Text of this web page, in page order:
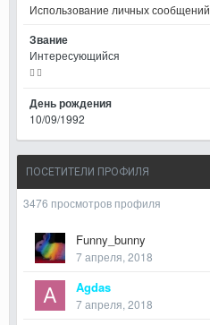
Использование личных сообщений
Звание
Интересующийся
День рождения
10/09/1992
ПОСЕТИТЕЛИ ПРОФИЛЯ
3476 просмотров профиля
Funny_bunny
7 апреля, 2018
Agdas
7 апреля, 2018